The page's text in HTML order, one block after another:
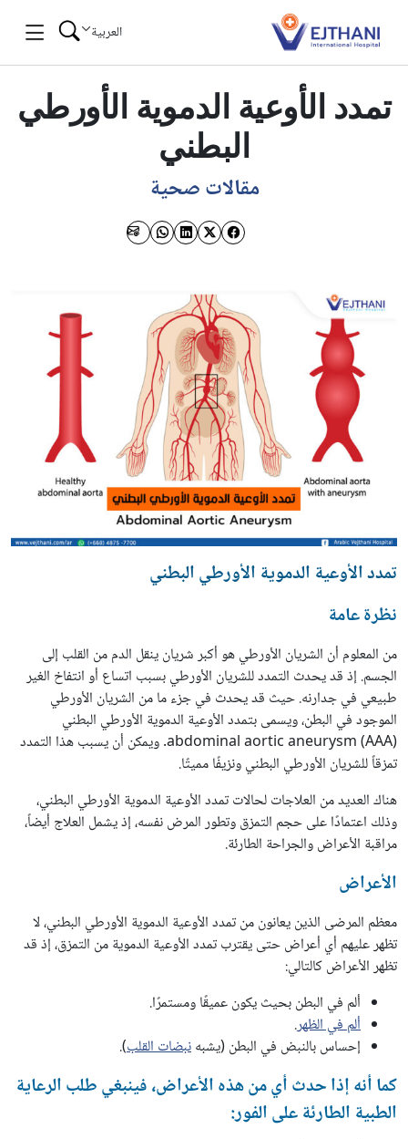
العربية
تمدد الأوعیة الدمویة الأورطي
البطني
مقالات صحية
تمدد الأوعية الدموية الأورطي البطني
نظرة عامة
من المعلوم أن الشريان الأورطي هو أكبر شريان ينقل الدم من القلب إلى
الجسم. إذ قد يحدث التمدد للشريان الأورطي بسبب اتساع أو انتفاخ الغير
طبيعي في جدارنه. حيث قد يحدث في جزء ما من الشريان الأورطي
الموجود في البطن، ويسمى بتمدد الأوعية الدموية الأورطي البطني
abdominal aortic aneurysm (AAA). ويمكن أن يسبب هذا التمدد
تمزقاً للشريان الأورطي البطني ونزيفًا مميتًا.
هناك العديد من العلاجات لحالات تمدد الأوعية الدموية الأورطي البطني،
وذلك اعتمادًا على حجم التمزق وتطور المرض نفسه، إذ يشمل العلاج أيضاً،
مراقبة الأعراض والجراحة الطارئة.
الأعراض
معظم المرضى الذين يعانون من تمدد الأوعية الدموية الأورطي البطني، لا
تظهر عليهم أي أعراض حتى يقترب تمدد الأوعية الدموية من التمزق، إذ قد
تظهر الأعراض كالتالي:
ألم في البطن بحيث يكون عميقًا ومستمرًا.
ألم في الظهر.
إحساس بالنبض في البطن (يشبهنبضات القلب).
كما أنه إذا حدث أي من هذه الأعراض، فينبغي طلب الرعاية
الطبية الطارئة على الفور: